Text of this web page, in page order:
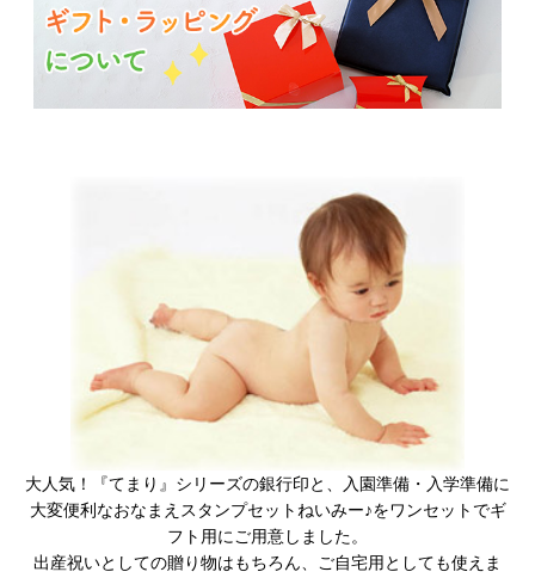
大人気！『てまり』シリーズの銀行印と、入園準備・入学準備に
大変便利なおなまえスタンプセットねいみー♪をワンセットでギ
フト用にご用意しました。
出産祝いとしての贈り物はもちろん、ご自宅用としても使えま